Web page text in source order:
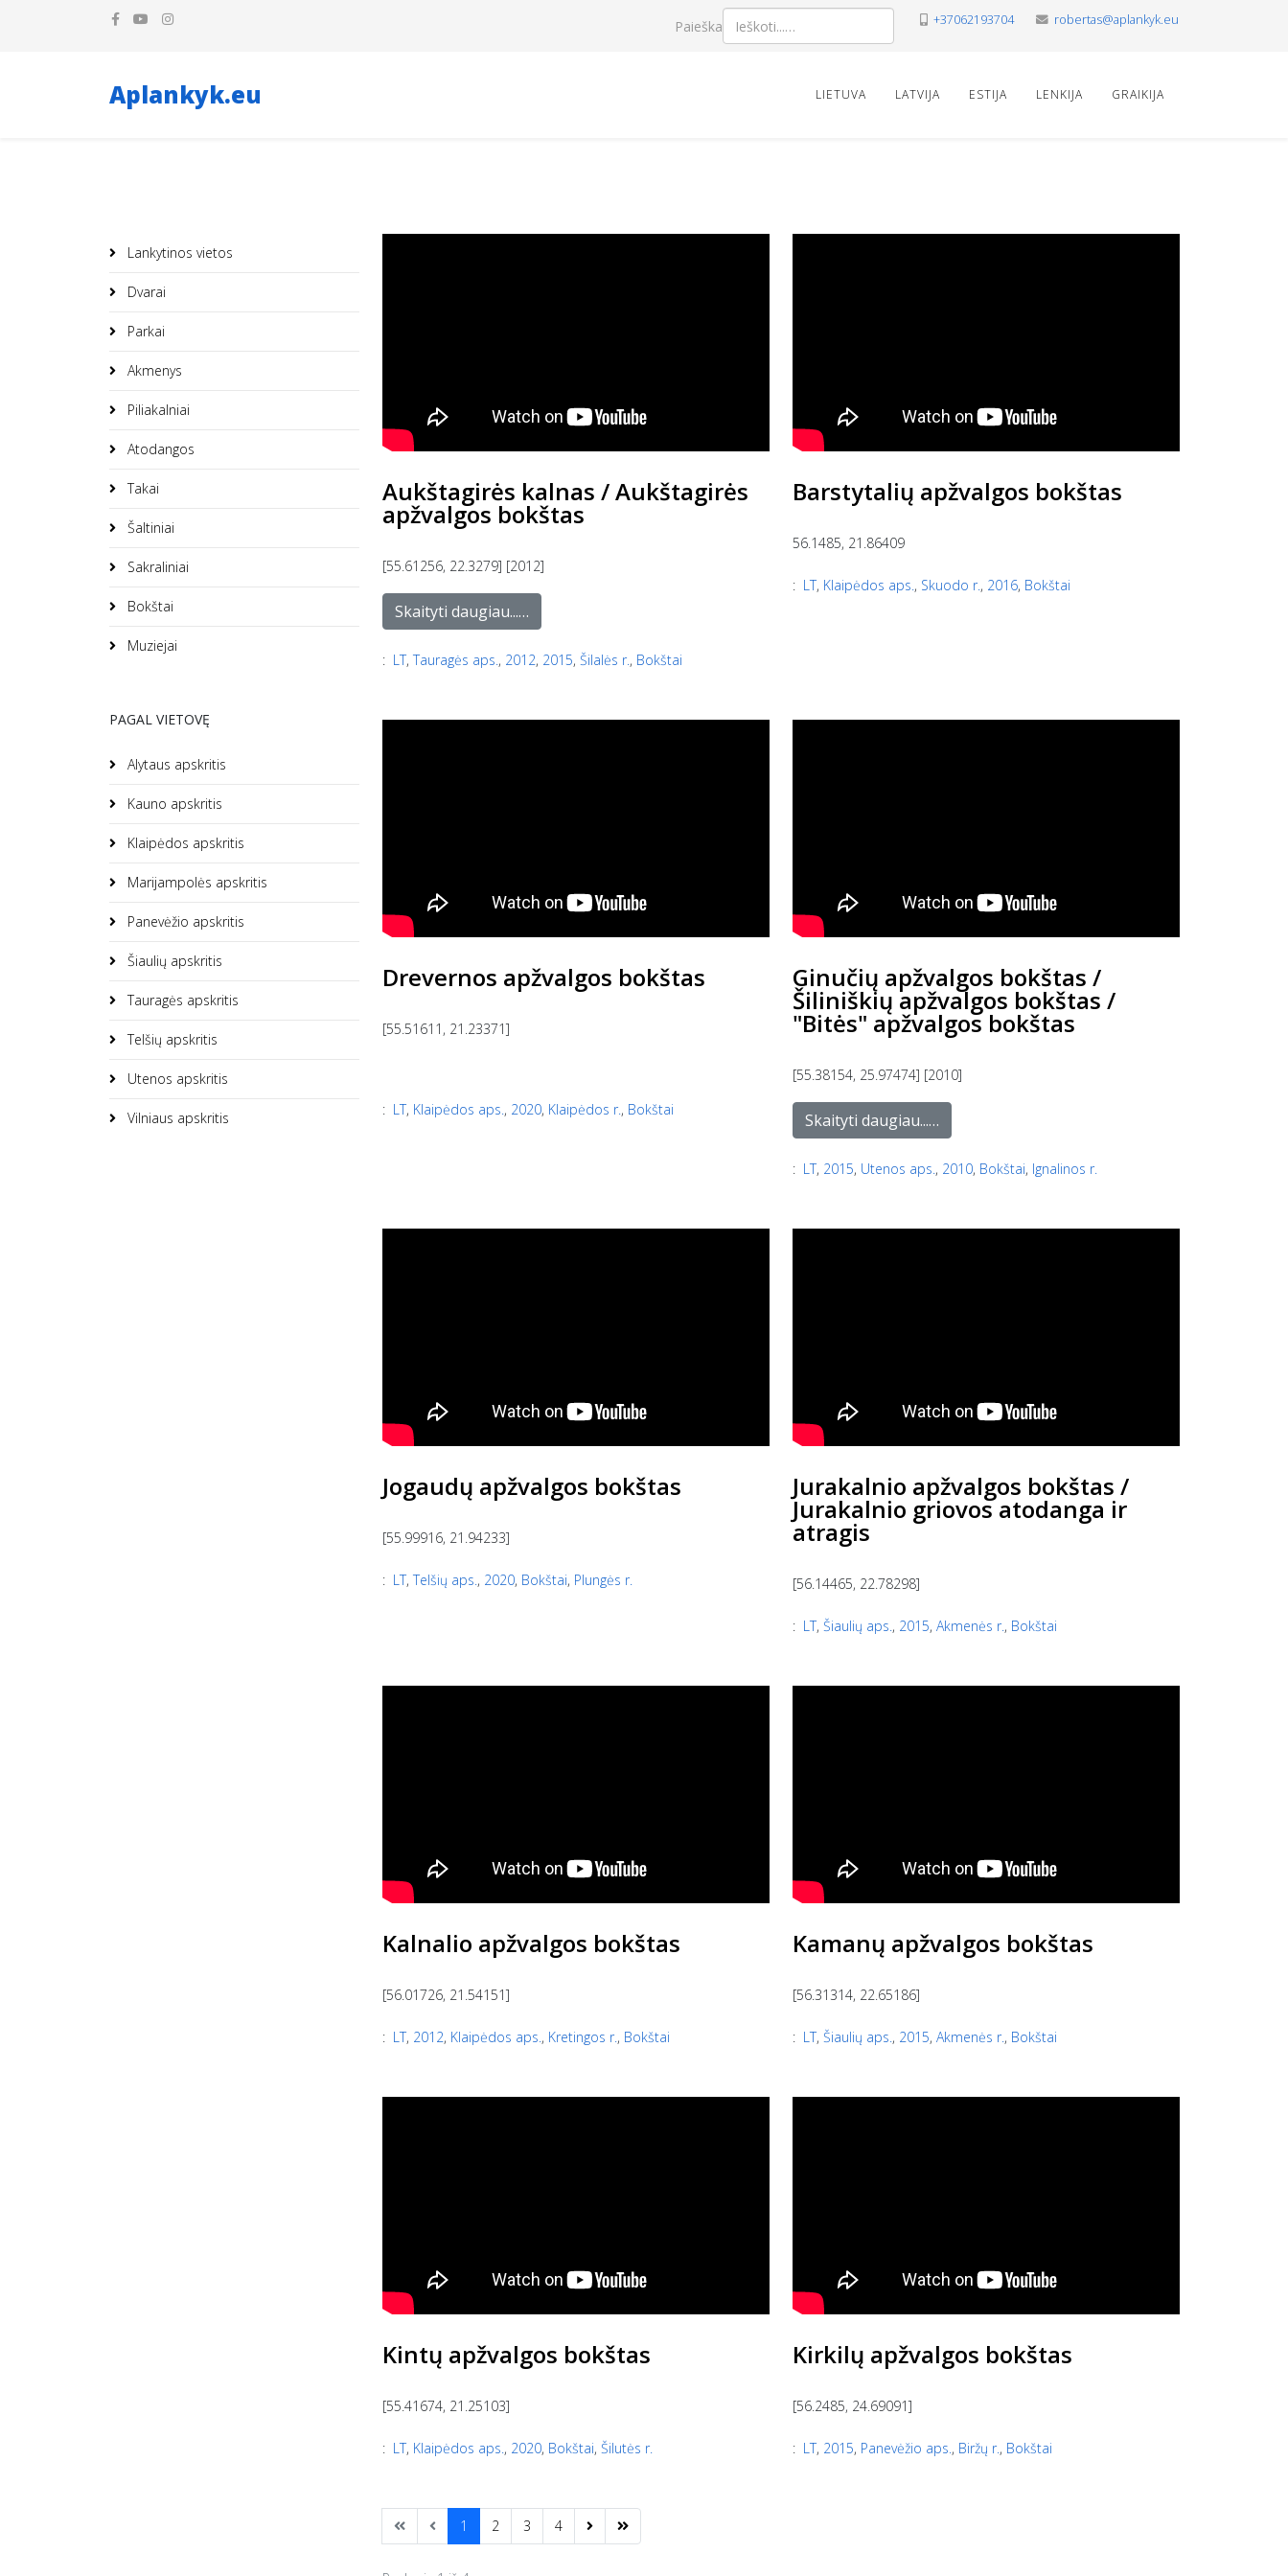
Paieška +37062193704 robertas@aplankyk.eu
Aplankyk.eu LIETUVA LATVIJA ESTIJA LENKIJA GRAIKIJA
Lankytinos vietos
Dvarai
Parkai
Akmenys
Piliakalniai
Atodangos
Takai
Šaltiniai
Sakraliniai
Bokštai
Muziejai
PAGAL VIETOVĘ
Alytaus apskritis
Kauno apskritis
Klaipėdos apskritis
Marijampolės apskritis
Panevėžio apskritis
Šiaulių apskritis
Tauragės apskritis
Telšių apskritis
Utenos apskritis
Vilniaus apskritis
Aukštagirės kalnas / Aukštagirės
apžvalgos bokštas
[55.61256, 22.3279] [2012]
Skaityti daugiau...…
: LT, Tauragės aps., 2012, 2015, Šilalės r., Bokštai
Barstytalių apžvalgos bokštas
56.1485, 21.86409
: LT, Klaipėdos aps., Skuodo r., 2016, Bokštai
Drevernos apžvalgos bokštas
[55.51611, 21.23371]
: LT, Klaipėdos aps., 2020, Klaipėdos r., Bokštai
Ginučių apžvalgos bokštas /
Šiliniškių apžvalgos bokštas /
"Bitės" apžvalgos bokštas
[55.38154, 25.97474] [2010]
Skaityti daugiau...…
: LT, 2015, Utenos aps., 2010, Bokštai, Ignalinos r.
Jogaudų apžvalgos bokštas
[55.99916, 21.94233]
: LT, Telšių aps., 2020, Bokštai, Plungės r.
Jurakalnio apžvalgos bokštas /
Jurakalnio griovos atodanga ir
atragis
[56.14465, 22.78298]
: LT, Šiaulių aps., 2015, Akmenės r., Bokštai
Kalnalio apžvalgos bokštas
[56.01726, 21.54151]
: LT, 2012, Klaipėdos aps., Kretingos r., Bokštai
Kamanų apžvalgos bokštas
[56.31314, 22.65186]
: LT, Šiaulių aps., 2015, Akmenės r., Bokštai
Kintų apžvalgos bokštas
[55.41674, 21.25103]
: LT, Klaipėdos aps., 2020, Bokštai, Šilutės r.
Kirkilų apžvalgos bokštas
[56.2485, 24.69091]
: LT, 2015, Panevėžio aps., Biržų r., Bokštai
1 2 3 4